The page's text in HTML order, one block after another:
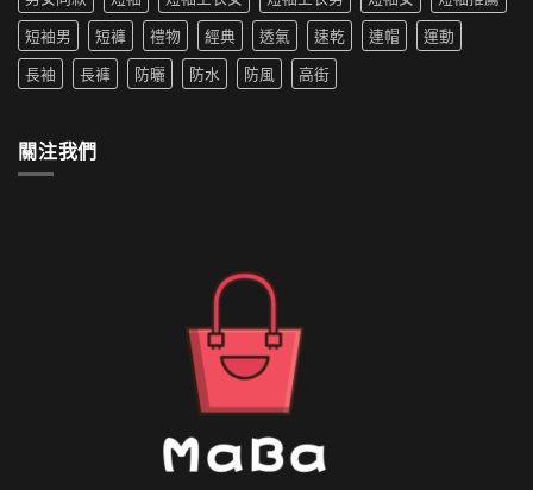
穿
搭
推
薦〉
中
水
外
套
清
洗〉
短袖男
短褲 禮物 經典 透氣 速乾 連帽
運動
長袖
長褲 防曬 防水 防風 高街
關注我們